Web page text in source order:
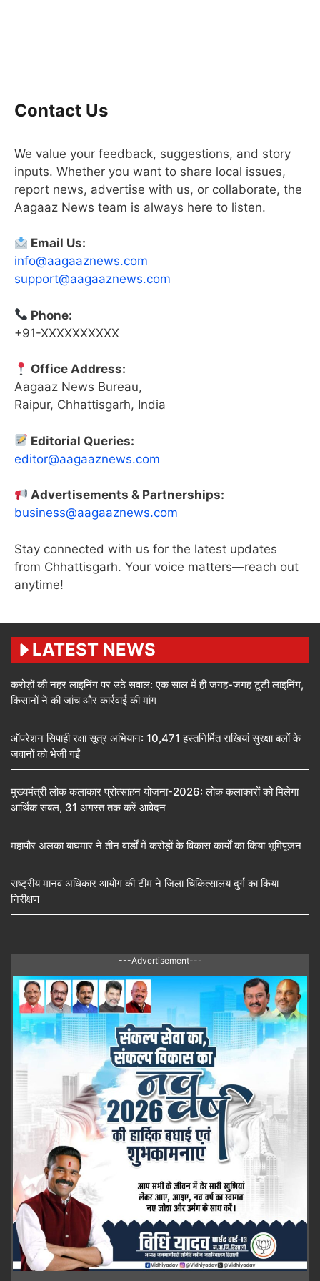
Contact Us
We value your feedback, suggestions, and story
inputs. Whether you want to share local issues,
report news, advertise with us, or collaborate, the
Aagaaz News team is always here to listen.
Email Us:
info@aagaaznews.com
support@aagaaznews.com
Phone:
+91-XXXXXXXXXX
Office Address:
Aagaaz News Bureau,
Raipur, Chhattisgarh, India
Editorial Queries:
editor@aagaaznews.com
Advertisements & Partnerships:
business@aagaaznews.com
Stay connected with us for the latest updates
from Chhattisgarh. Your voice matters—reach out
anytime!
LATEST NEWS
करोड़ों की नहर लाइनिंग पर उठे सवाल: एक साल में ही जगह-जगह टूटी लाइनिंग,
किसानों ने की जांच और कार्रवाई की मांग
ऑपरेशन सिपाही रक्षा सूत्र अभियान: 10,471 हस्तनिर्मित राखियां सुरक्षा बलों के
जवानों को भेजी गईं
मुख्यमंत्री लोक कलाकार प्रोत्साहन योजना-2026: लोक कलाकारों को मिलेगा
आर्थिक संबल, 31 अगस्त तक करें आवेदन
महापौर अलका बाघमार ने तीन वार्डों में करोड़ों के विकास कार्यों का किया भूमिपूजन
राष्ट्रीय मानव अधिकार आयोग की टीम ने जिला चिकित्सालय दुर्ग का किया
निरीक्षण
---Advertisement---